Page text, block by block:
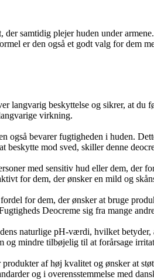
samtidig plejer huden under
er den også et godt valg for dem
langvarig beskyttelse og sikrer, at du
virkning.
også bevarer fugtigheden i huden.
mod sved, skiller denne
med sensitiv hud eller dem, der
for dem, der ønsker en mild og
for dem, der ønsker at bruge
Deocreme sig fra mange
naturlige pH-værdi, hvilket betyder,
og mindre tilbøjelig til at forårsage
af høj kvalitet og ønsker at
og i overensstemmelse med